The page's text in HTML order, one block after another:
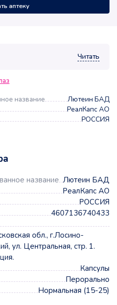
Читать
название
Лютеин БАД
РеалКапс АО
РОССИЯ
название Лютеин БАД
РеалКапс АО
РОССИЯ
4607136740433
обл., г.Лосино-
ул. Центральная, стр. 1.
Капсулы
Перорально
Нормальная (15-25)
аптеку